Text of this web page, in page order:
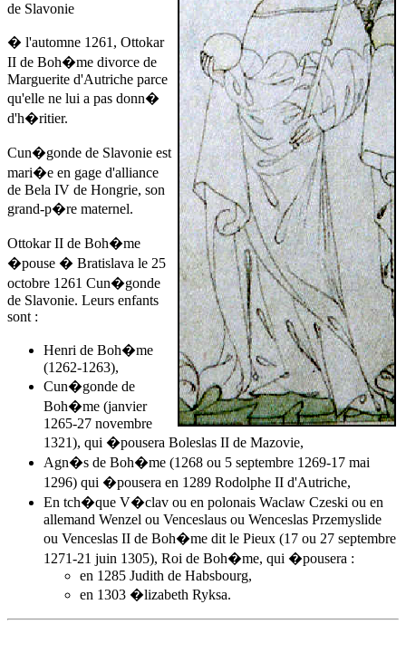
de Slavonie
� l'automne 1261 , Ottokar
II de Boh�me divorce de
Marguerite d'Autriche parce
qu'elle ne lui a pas donn�
d'h�ritier.
Cun�gonde de Slavonie est
mari�e en gage d'alliance
de Bela IV de Hongrie, son
grand-p�re maternel.
Ottokar II de Boh�me
�pouse � Bratislava le 25
octobre 1261 Cun�gonde
de Slavonie. Leurs enfants
sont :
Henri de Boh�me
(1262-1263),
Cun�gonde de
Boh�me (janvier
1265-27 novembre
1321), qui �pousera Boleslas II de Mazovie,
Agn�s de Boh�me (1268 ou 5 septembre 1269-17 mai
1296) qui �pousera en 1289 Rodolphe II d'Autriche,
En tch�que V�clav ou en polonais Waclaw Czeski ou en
allemand Wenzel ou Venceslaus ou Wenceslas Przemyslide
ou Venceslas II de Boh�me dit le Pieux (17 ou 27 septembre
1271-21 juin 1305), Roi de Boh�me, qui �pousera :
en 1285 Judith de Habsbourg,
en 1303 �lizabeth Ryksa.